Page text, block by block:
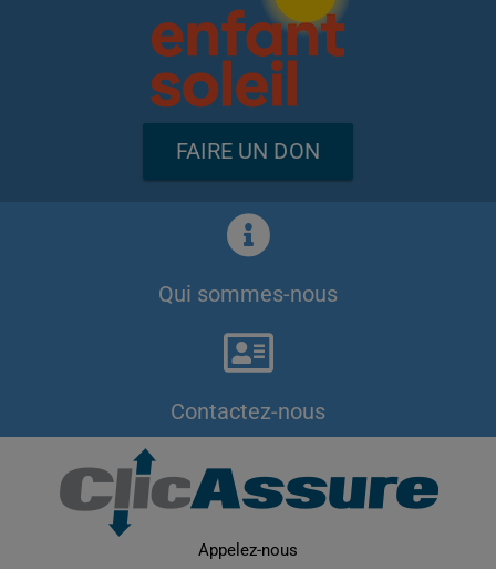
FAIRE UN DON
Qui sommes-nous
Contactez-nous
Appelez-nous